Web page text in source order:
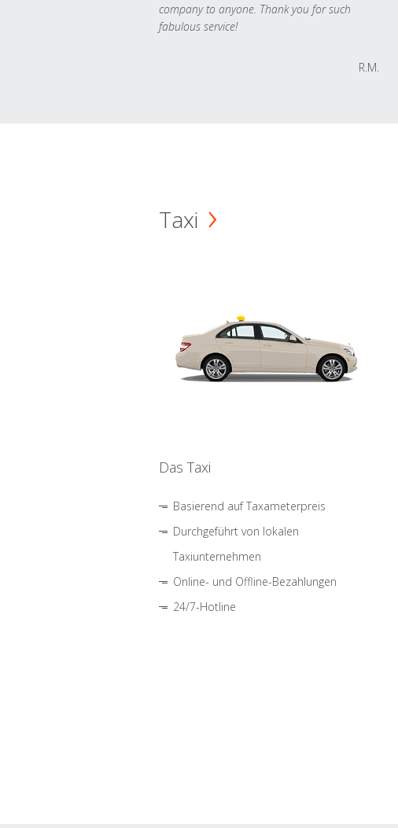
company to anyone. Thank you for such
fabulous service!
R.M.
Taxi
Das Taxi
Basierend auf Taxameterpreis
Durchgeführt von lokalen
Taxiunternehmen
Online- und Offline-Bezahlungen
24/7-Hotline